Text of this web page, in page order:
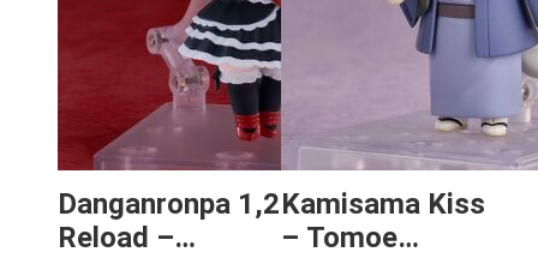
Danganronpa 1,2
Reload –
Kamisama Kiss
– Tomoe